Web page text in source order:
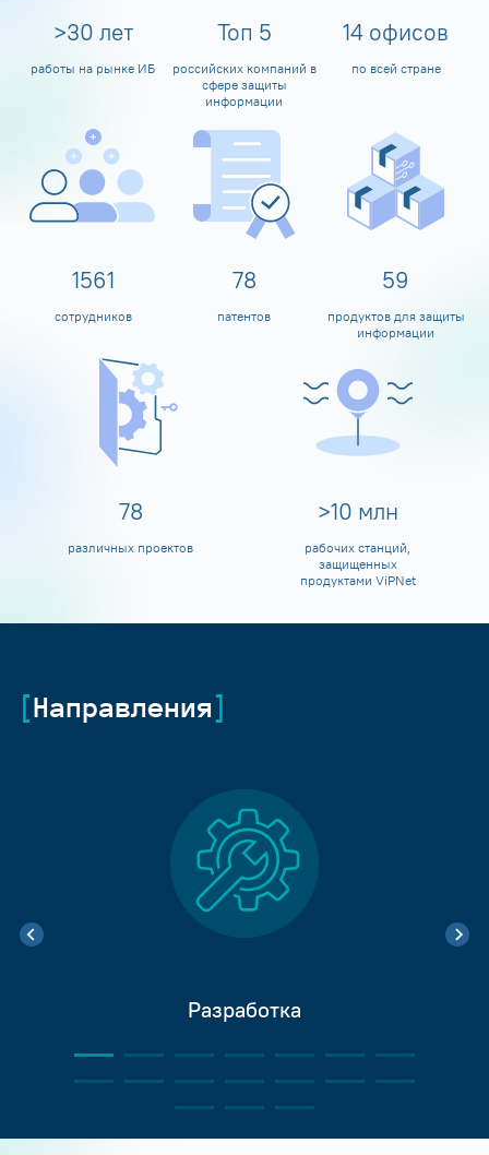
>30 лет
работы на рынке ИБ
Топ 5
российских компаний в
сфере защиты
информации
14 офисов
по всей стране
1600
сотрудников
80
патентов
60
продуктов для защиты
информации
80
различных проектов
>10 млн
рабочих станций,
защищенных
продуктами ViPNet
Направления
Разработка